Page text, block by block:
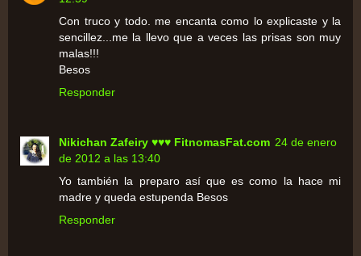
Con truco y todo. me encanta como lo explicaste y la
sencillez...me la llevo que a veces las prisas son muy
malas!!!
Besos
Responder
Nikichan Zafeiry ♥♥♥ FitnomasFat.com 24 de enero
de 2012 a las 13:40
Yo también la preparo así que es como la hace mi
madre y queda estupenda Besos
Responder